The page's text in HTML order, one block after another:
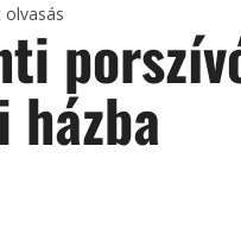
házba
olvasás